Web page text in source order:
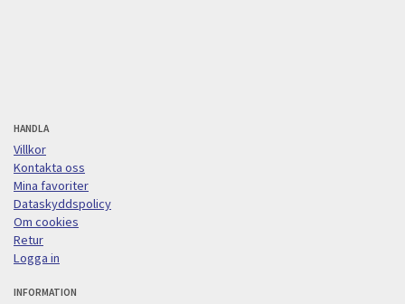
HANDLA
Villkor
Kontakta oss
Mina favoriter
Dataskyddspolicy
Om cookies
Retur
Logga in
INFORMATION